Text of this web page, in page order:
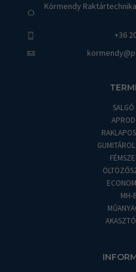
Körmendy
+36
MH-